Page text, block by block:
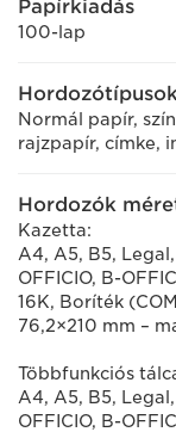
Papírkiadás
100-lap
Hordozótípusok
Normál papír,
rajzpapír, címke,
Hordozók
Kazetta:
A4, A5, B5,
OFFICIO, B-
16K, Boríték
76,2×210 mm –
Többfunkciós
A4, A5, B5,
OFFICIO, B-